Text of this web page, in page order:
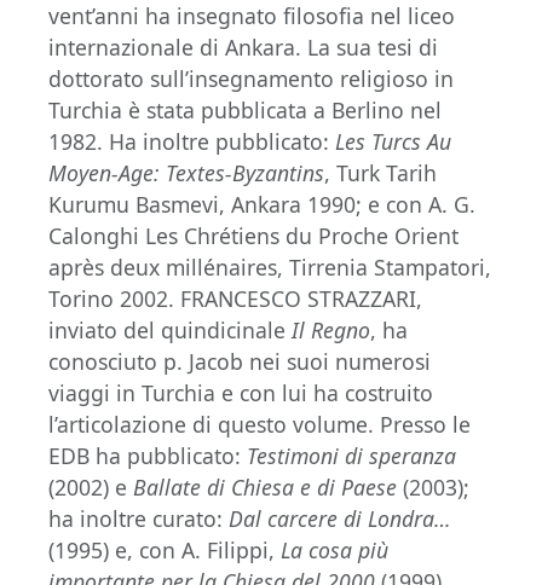
vent’anni ha insegnato filosofia nel liceo
internazionale di Ankara. La sua tesi di
dottorato sull’insegnamento religioso in
Turchia è stata pubblicata a Berlino nel
1982. Ha inoltre pubblicato: Les Turcs Au
Moyen-Age: Textes-Byzantins, Turk Tarih
Kurumu Basmevi, Ankara 1990; e con A. G.
Calonghi Les Chrétiens du Proche Orient
après deux millénaires, Tirrenia Stampatori,
Torino 2002. FRANCESCO STRAZZARI,
inviato del quindicinaleIl Regno, ha
conosciuto p. Jacob nei suoi numerosi
viaggi in Turchia e con lui ha costruito
l’articolazione di questo volume. Presso le
EDB ha pubblicato: Testimoni di speranza
(2002) e Ballate di Chiesa e di Paese (2003);
ha inoltre curato: Dal carcere di Londra…
(1995) e, con A. Filippi, La cosa più